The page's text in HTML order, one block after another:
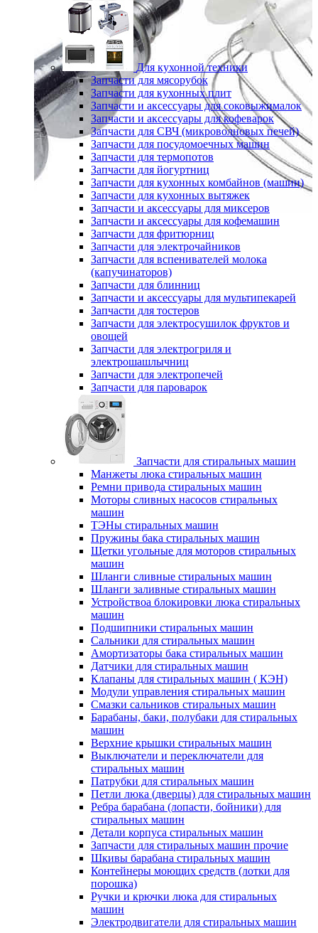
Для кухонной техники
Запчасти для мясорубок
Запчасти для кухонных плит
Запчасти и аксессуары для соковыжималок
Запчасти и аксессуары для кофеварок
Запчасти для СВЧ (микроволновых печей)
Запчасти для посудомоечных машин
Запчасти для термопотов
Запчасти для йогуртниц
Запчасти для кухонных комбайнов (машин)
Запчасти для кухонных вытяжек
Запчасти и аксессуары для миксеров
Запчасти и аксессуары для кофемашин
Запчасти для фритюрниц
Запчасти для электрочайников
Запчасти для вспенивателей молока
(капучинаторов)
Запчасти для блинниц
Запчасти и аксессуары для мультипекарей
Запчасти для тостеров
Запчасти для электросушилок фруктов и
овощей
Запчасти для электрогриля и
электрошашлычниц
Запчасти для электропечей
Запчасти для пароварок
Запчасти для стиральных машин
Манжеты люка стиральных машин
Ремни привода стиральных машин
Моторы сливных насосов стиральных
машин
ТЭНы стиральных машин
Пружины бака стиральных машин
Щетки угольные для моторов стиральных
машин
Шланги сливные стиральных машин
Шланги заливные стиральных машин
Устройствоа блокировки люка стиральных
машин
Подшипники стиральных машин
Сальники для стиральных машин
Амортизаторы бака стиральных машин
Датчики для стиральных машин
Клапаны для стиральных машин ( КЭН)
Модули управления стиральных машин
Смазки сальников стиральных машин
Барабаны, баки, полубаки для стиральных
машин
Верхние крышки стиральных машин
Выключатели и переключатели для
стиральных машин
Патрубки для стиральных машин
Петли люка (дверцы) для стиральных машин
Ребра барабана (лопасти, бойники) для
стиральных машин
Детали корпуса стиральных машин
Запчасти для стиральных машин прочие
Шкивы барабана стиральных машин
Контейнеры моющих средств (лотки для
порошка)
Ручки и крючки люка для стиральных
машин
Электродвигатели для стиральных машин